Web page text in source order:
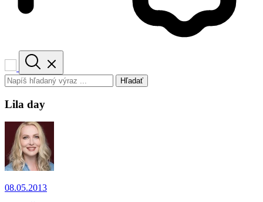
Hľadať
Lila day
08.05.2013